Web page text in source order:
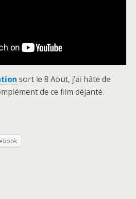
sort le 8 Aout, j’ai hâte de
de ce film déjanté.